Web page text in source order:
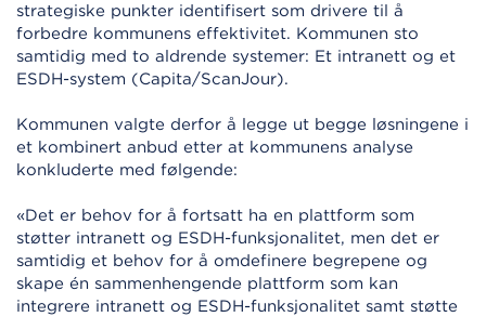
strategiske punkter identifisert som drivere til å
forbedre kommunens effektivitet. Kommunen sto
samtidig med to aldrende systemer: Et intranett og et
ESDH-system (Capita/ScanJour).
Kommunen valgte derfor å legge ut begge løsningene i
et kombinert anbud etter at kommunens analyse
konkluderte med følgende:
«Det er behov for å fortsatt ha en plattform som
støtter intranett og ESDH-funksjonalitet, men det er
samtidig et behov for å omdefinere begrepene og
skape én sammenhengende plattform som kan
integrere intranett og ESDH-funksjonalitet samt støtte